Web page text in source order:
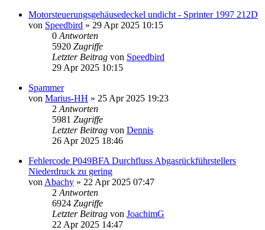
Motorsteuerungsgehäusedeckel undicht - Sprinter 1997 212D
von Speedbird » 29 Apr 2025 10:15
0 Antworten
5920 Zugriffe
Letzter Beitrag von Speedbird
29 Apr 2025 10:15
Spammer
von Marius-HH » 25 Apr 2025 19:23
2 Antworten
5981 Zugriffe
Letzter Beitrag von Dennis
26 Apr 2025 18:46
Fehlercode P049BFA Durchfluss Abgasrückführstellers
Niederdruck zu gering
von Abachy » 22 Apr 2025 07:47
2 Antworten
6924 Zugriffe
Letzter Beitrag von JoachimG
22 Apr 2025 14:47